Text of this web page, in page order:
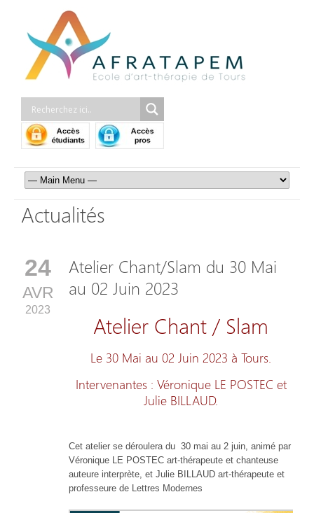
Actualités
24
AVR
2023
Atelier Chant/Slam du 30 Mai
au 02 Juin 2023
Atelier Chant / Slam
Le 30 Mai au 02 Juin 2023 à Tours.
Intervenantes : Véronique LE POSTEC et
Julie BILLAUD.
Cet atelier se déroulera du 30 mai au 2 juin, animé par
Véronique LE POSTEC art-thérapeute et chanteuse
auteure interprète, et Julie BILLAUD art-thérapeute et
professeure de Lettres Modernes